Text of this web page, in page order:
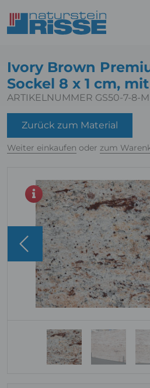
Ivory Brown
Sockel 8 x 1 cm,
ARTIKELNUMMER GS50-7-8-M
Zurück zum Material
Weiter einkaufen oder zum